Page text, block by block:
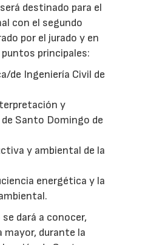
destinado para el
con el segundo
por el jurado y en
principales:
de Ingeniería Civil de
y
Santo Domingo de
y ambiental de la
energética y la
dará a conocer,
mayor, durante la